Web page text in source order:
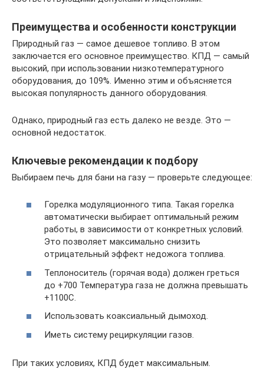
Преимущества и особенности конструкции
Природный газ — самое дешевое топливо. В этом
заключается его основное преимущество. КПД — самый
высокий, при использовании низкотемпературного
оборудования, до 109%. Именно этим и объясняется
высокая популярность данного оборудования.
Однако, природный газ есть далеко не везде. Это —
основной недостаток.
Ключевые рекомендации к подбору
Выбираем печь для бани на газу — проверьте следующее:
Горелка модуляционного типа. Такая горелка
автоматически выбирает оптимальный режим
работы, в зависимости от конкретных условий.
Это позволяет максимально снизить
отрицательный эффект недожога топлива.
Теплоноситель (горячая вода) должен греться
до +700 Температура газа не должна превышать
+1100С.
Использовать коаксиальный дымоход.
Иметь систему рециркуляции газов.
При таких условиях, КПД будет максимальным.